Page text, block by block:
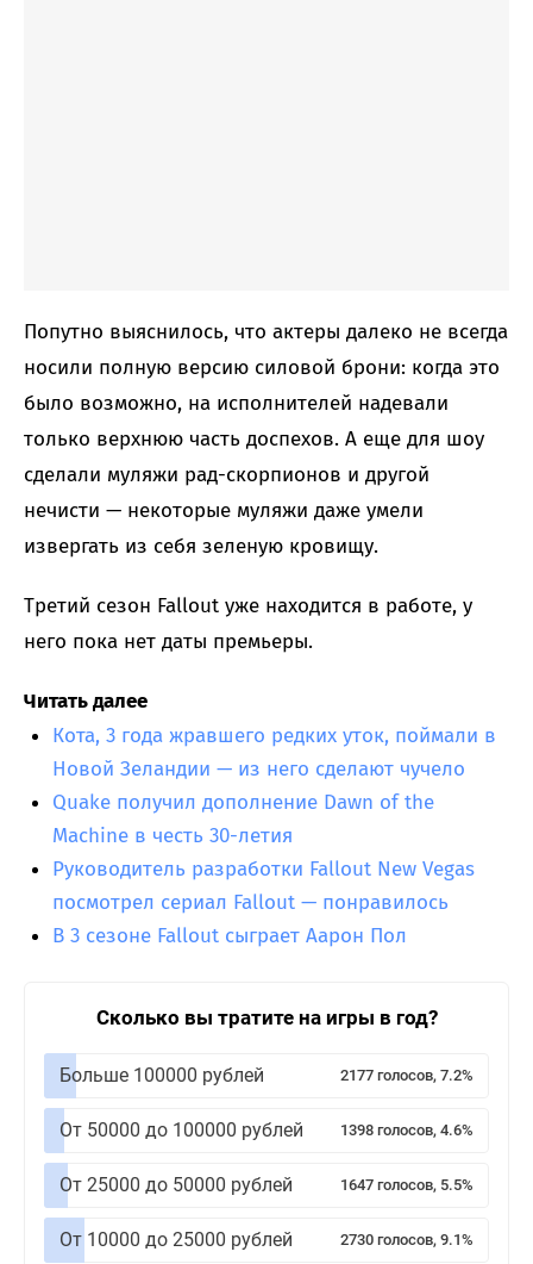
Попутно выяснилось, что актеры далеко не всегда
носили полную версию силовой брони: когда это
было возможно, на исполнителей надевали
только верхнюю часть доспехов. А еще для шоу
сделали муляжи рад-скорпионов и другой
нечисти — некоторые муляжи даже умели
извергать из себя зеленую кровищу.
Третий сезон Fallout уже находится в работе, у
него пока нет даты премьеры.
Читать далее
Кота, 3 года жравшего редких уток, поймали в
Новой Зеландии — из него сделают чучело
Quake получил дополнение Dawn of the
Machine в честь 30-летия
Руководитель разработки Fallout New Vegas
посмотрел сериал Fallout — понравилось
В 3 сезоне Fallout сыграет Аарон Пол
Сколько вы тратите на игры в год?
Больше 100000 рублей 2177 голосов, 7.2%
От 50000 до 100000 рублей 1398 голосов, 4.6%
От 25000 до 50000 рублей 1647 голосов, 5.5%
От 10000 до 25000 рублей 2730 голосов, 9.1%